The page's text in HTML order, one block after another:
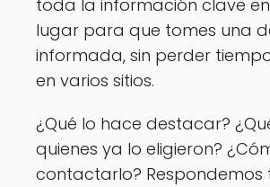
toda la información clave
lugar para que tomes una
informada, sin perder
en varios sitios.
¿Qué lo hace destacar?
quienes ya lo eligieron?
contactarlo? Respondemos